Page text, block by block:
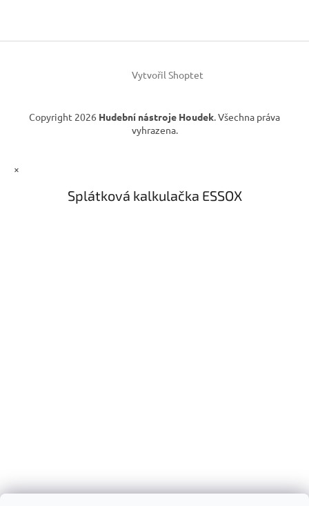
í
Vytvořil Shoptet
Copyright 2026 Hudební nástroje Houdek. Všechna práva
vyhrazena.
×
Splátková kalkulačka ESSOX